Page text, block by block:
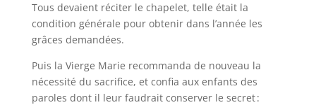
Tous devaient réciter le chapelet, telle était la
condition générale pour obtenir dans l’année les
grâces demandées.
Puis la Vierge Marie recommanda de nouveau la
nécessité du sacrifice, et confia aux enfants des
paroles dont il leur faudrait conserver le secret :